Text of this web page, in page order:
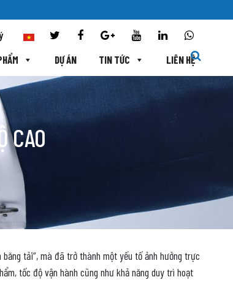
DỰ ÁN TIN TỨC LIÊN HỆ
CAO
tải”, mà đã trở thành một yếu tố ảnh hưởng trực
tốc độ vận hành cũng như khả năng duy trì hoạt